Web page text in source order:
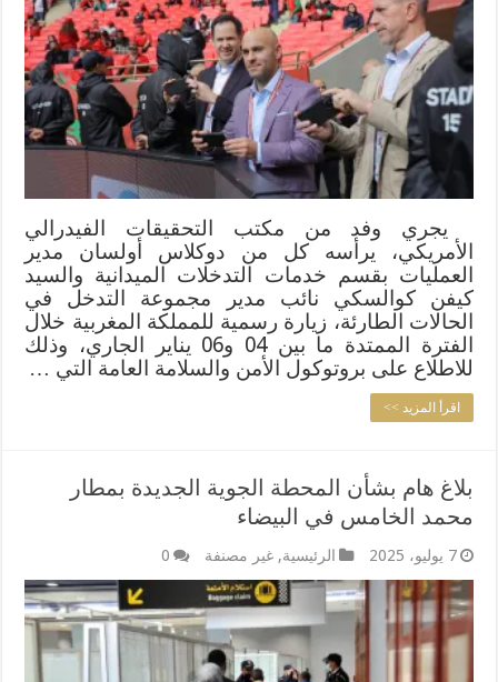
يجري وفد من مكتب التحقيقات الفيدرالي
الأمريكي، يرأسه كل من دوكلاس أولسان مدير
العمليات بقسم خدمات التدخلات الميدانية والسيد
كيفن كوالسكي نائب مدير مجموعة التدخل في
الحالات الطارئة، زيارة رسمية للمملكة المغربية خلال
الفترة الممتدة ما بين 04 و06 يناير الجاري، وذلك
للاطلاع على بروتوكول الأمن والسلامة العامة التي …
اقرأ المزيد >>
بلاغ هام بشأن المحطة الجوية الجديدة بمطار
محمد الخامس في البيضاء
7 يوليو، 2025 الرئيسية,غير مصنفة 0